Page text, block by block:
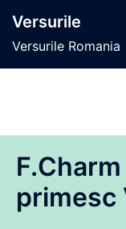
conținut
Versurile
Versurile Romania
primesc